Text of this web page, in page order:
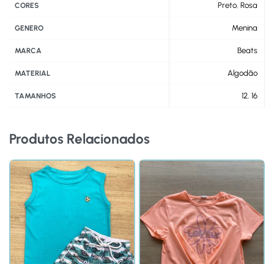
CORES Preto, Rosa
GENERO Menina
MARCA Beats
MATERIAL Algodão
TAMANHOS 12, 16
Produtos Relacionados